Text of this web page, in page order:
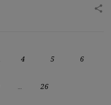
share
4 5 6
26